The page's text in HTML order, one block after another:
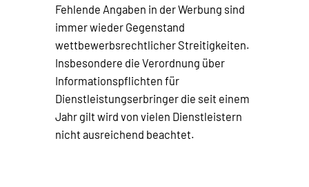
Fehlende Angaben in der Werbung sind
immer wieder Gegenstand
wettbewerbsrechtlicher Streitigkeiten.
Insbesondere die Verordnung über
Informationspflichten für
Dienstleistungserbringer die seit einem
Jahr gilt wird von vielen Dienstleistern
nicht ausreichend beachtet.